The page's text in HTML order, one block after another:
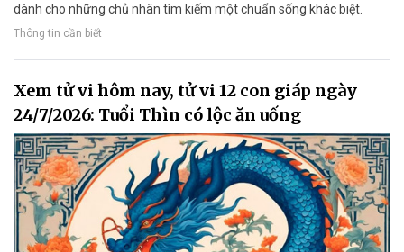
dành cho những chủ nhân tìm kiếm một chuẩn sống khác biệt.
Thông tin cần biết
Xem tử vi hôm nay, tử vi 12 con giáp ngày
24/7/2026: Tuổi Thìn có lộc ăn uống